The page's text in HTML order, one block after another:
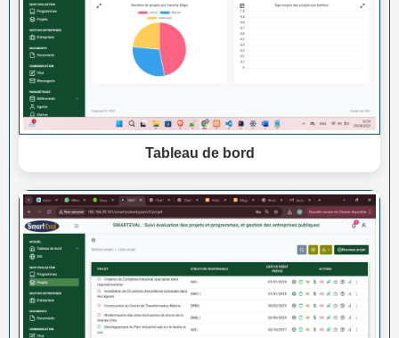
Tableau de bord